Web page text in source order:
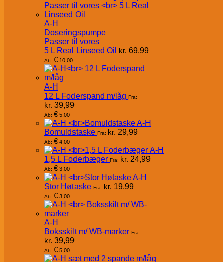
A-H
Doseringspumpe
Passer til vores
5 L Real Linseed Oil kr. 69,99
Ab: € 10,00
A-H
12 L Foderspand m/låg Fra:
kr. 39,99
Ab: € 5,00
A-H
Bomuldstaske Fra: kr. 29,99
Ab: € 4,00
A-H
1,5 L Foderbæger Fra: kr. 24,99
Ab: € 3,00
A-H
Stor Høtaske Fra: kr. 19,99
Ab: € 3,00
A-H
Boksskilt m/ WB-marker Fra:
kr. 39,99
Ab: € 5,00